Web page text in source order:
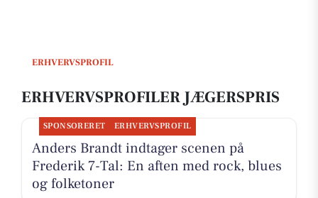
ERHVERVSPROFIL
ERHVERVSPROFILER JÆGERSPRIS
SPONSORERET ERHVERVSPROFIL
Anders Brandt indtager scenen på
Frederik 7-Tal: En aften med rock, blues
og folketoner